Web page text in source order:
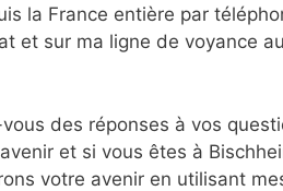
la France entière par
et sur ma ligne de voyance
des réponses à vos
et si vous êtes à
votre avenir en utilisant